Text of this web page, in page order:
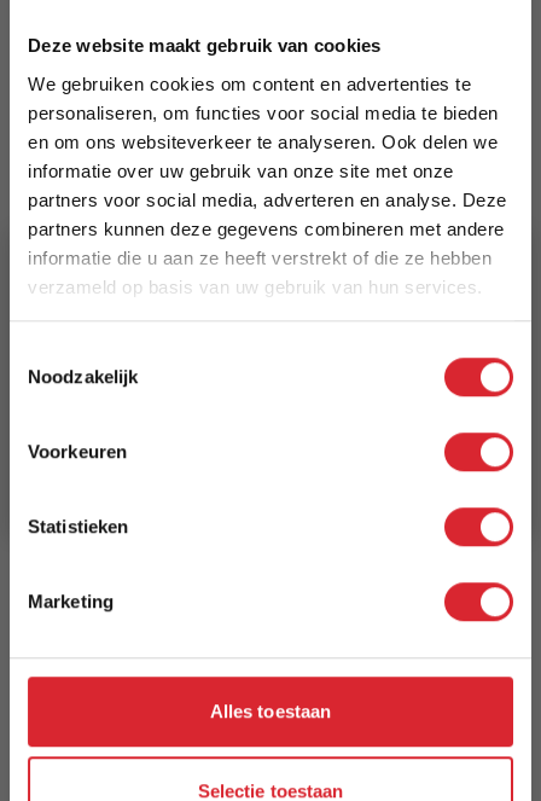
Deze website maakt gebruik van cookies
We gebruiken cookies om content en advertenties te
personaliseren, om functies voor social media te bieden
en om ons websiteverkeer te analyseren. Ook delen we
informatie over uw gebruik van onze site met onze
partners voor social media, adverteren en analyse. Deze
partners kunnen deze gegevens combineren met andere
informatie die u aan ze heeft verstrekt of die ze hebben
verzameld op basis van uw gebruik van hun services.
Noodzakelijk
Voorkeuren
Statistieken
Marketing
Alles toestaan
Selectie toestaan
Uw naam
Review
Merk
Dimehouse
EAN
8720239841718
Prijs
€ 124,94
Levertijd